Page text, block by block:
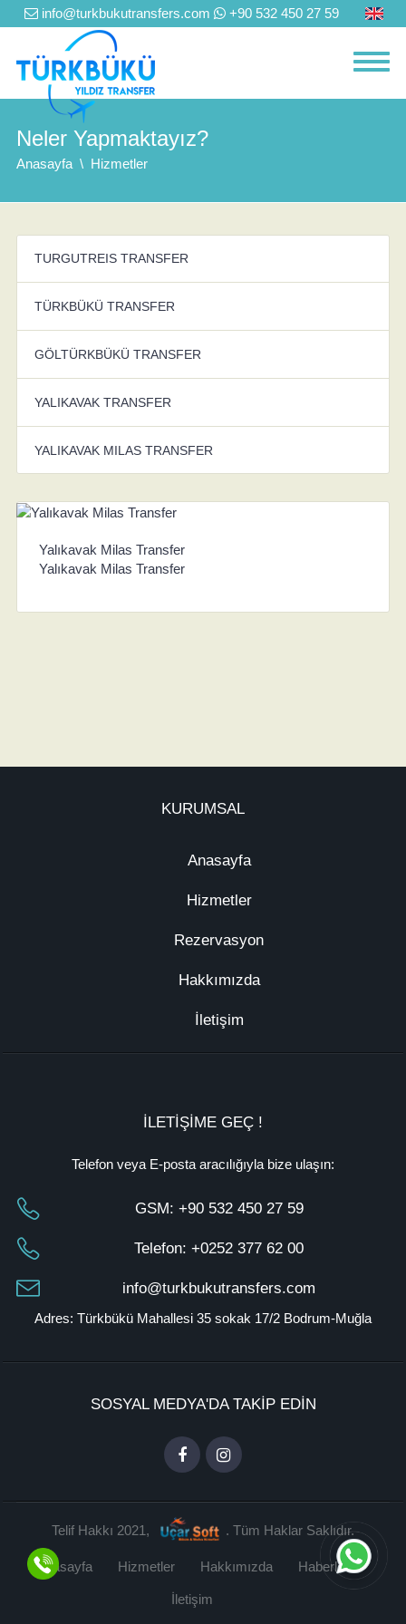
info@turkbukutransfers.com +90 532 450 27 59
Neler Yapmaktayız?
Anasayfa Hizmetler
TURGUTREIS TRANSFER
TÜRKBÜKÜ TRANSFER
GÖLTÜRKBÜKÜ TRANSFER
YALIKAVAK TRANSFER
YALIKAVAK MILAS TRANSFER
Yalıkavak Milas Transfer
Yalıkavak Milas Transfer
KURUMSAL
Anasayfa
Hizmetler
Rezervasyon
Hakkımızda
İletişim
İLETİŞİME GEÇ !
Telefon veya E-posta aracılığıyla bize ulaşın:
GSM: +90 532 450 27 59
Telefon: +0252 377 62 00
info@turkbukutransfers.com
Adres: Türkbükü Mahallesi 35 sokak 17/2 Bodrum-Muğla
SOSYAL MEDYA'DA TAKİP EDİN
Telif Hakkı 2021, . Tüm Haklar Saklıdır.
Anasayfa Hizmetler Hakkımızda Haberler
İletişim